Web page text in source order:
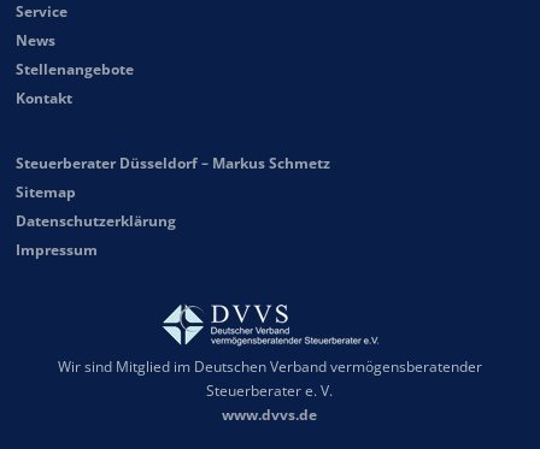
Service
News
Stellenangebote
Kontakt
Steuerberater Düsseldorf – Markus Schmetz
Sitemap
Datenschutzerklärung
Impressum
Wir sind Mitglied im Deutschen Verband vermögensberatender
Steuerberater e. V.
www.dvvs.de